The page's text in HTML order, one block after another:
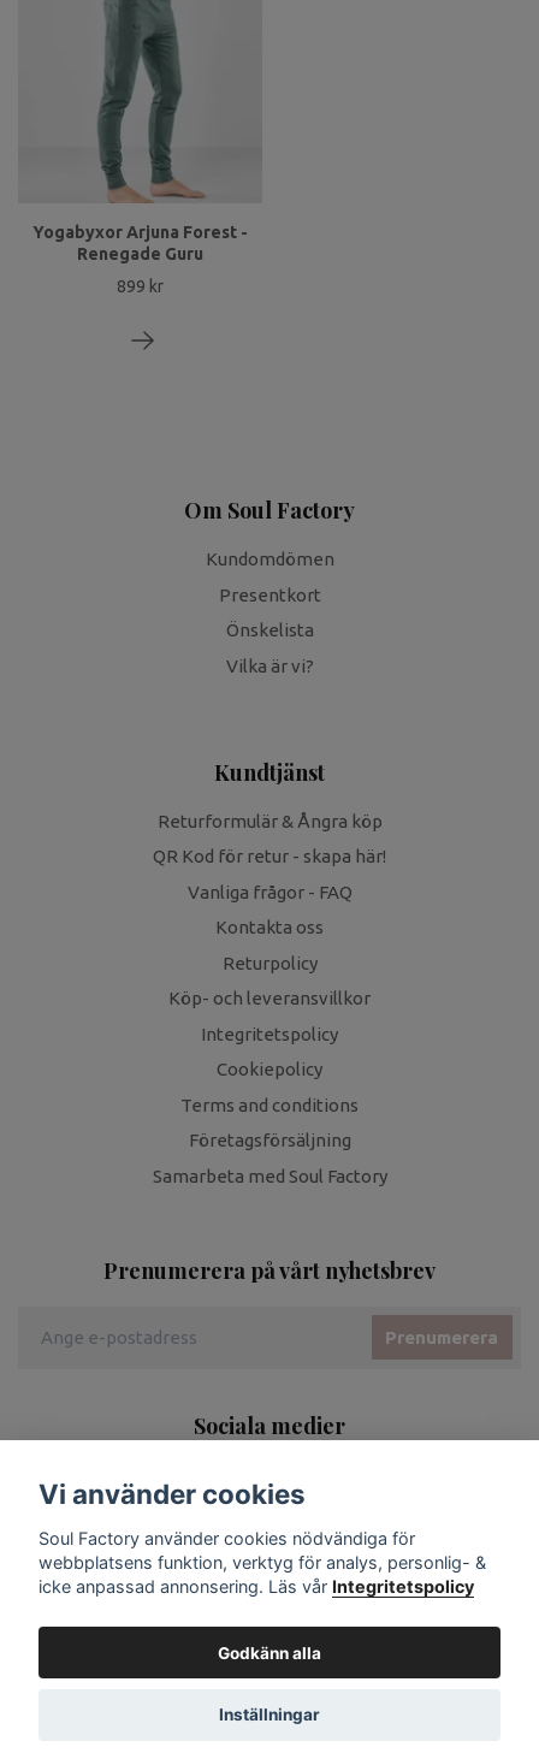
Yogabyxor Arjuna Forest -
Renegade Guru
899 kr
Om Soul Factory
Kundomdömen
Presentkort
Önskelista
Vilka är vi?
Kundtjänst
Returformulär & Ångra köp
QR Kod för retur - skapa här!
Vanliga frågor - FAQ
Kontakta oss
Returpolicy
Köp- och leveransvillkor
Integritetspolicy
Cookiepolicy
Terms and conditions
Företagsförsäljning
Samarbeta med Soul Factory
Prenumerera på vårt nyhetsbrev
Prenumerera
Sociala medier
© 2026 Soul Factory
Vi använder cookies
Soul Factory använder cookies nödvändiga för
webbplatsens funktion, verktyg för analys, personlig- &
icke anpassad annonsering. Läs vår Integritetspolicy
Godkänn alla
Inställningar